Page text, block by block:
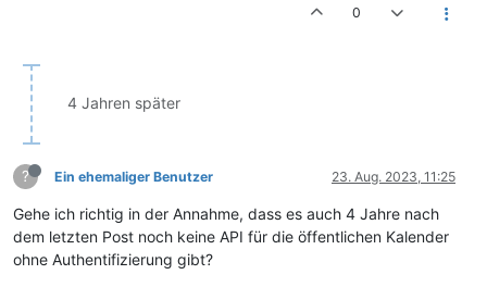
0
4 Jahren später
? Ein ehemaliger Benutzer 23. Aug. 2023, 11:25
Gehe ich richtig in der Annahme, dass es auch 4 Jahre nach
dem letzten Post noch keine API für die öffentlichen Kalender
ohne Authentifizierung gibt?